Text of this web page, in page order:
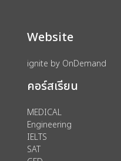
Website
ignite by OnDemand
คอร์สเรียน
MEDICAL
Engineering
IELTS
SAT